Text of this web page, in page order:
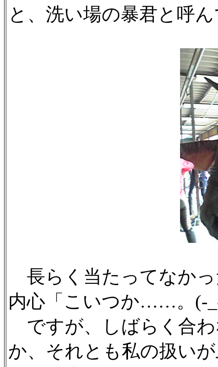
と、洗い場の暴君と呼
長らく当たってなか
内心「こいつか……。(-
ですが、しばらく合
か、それとも私の扱い